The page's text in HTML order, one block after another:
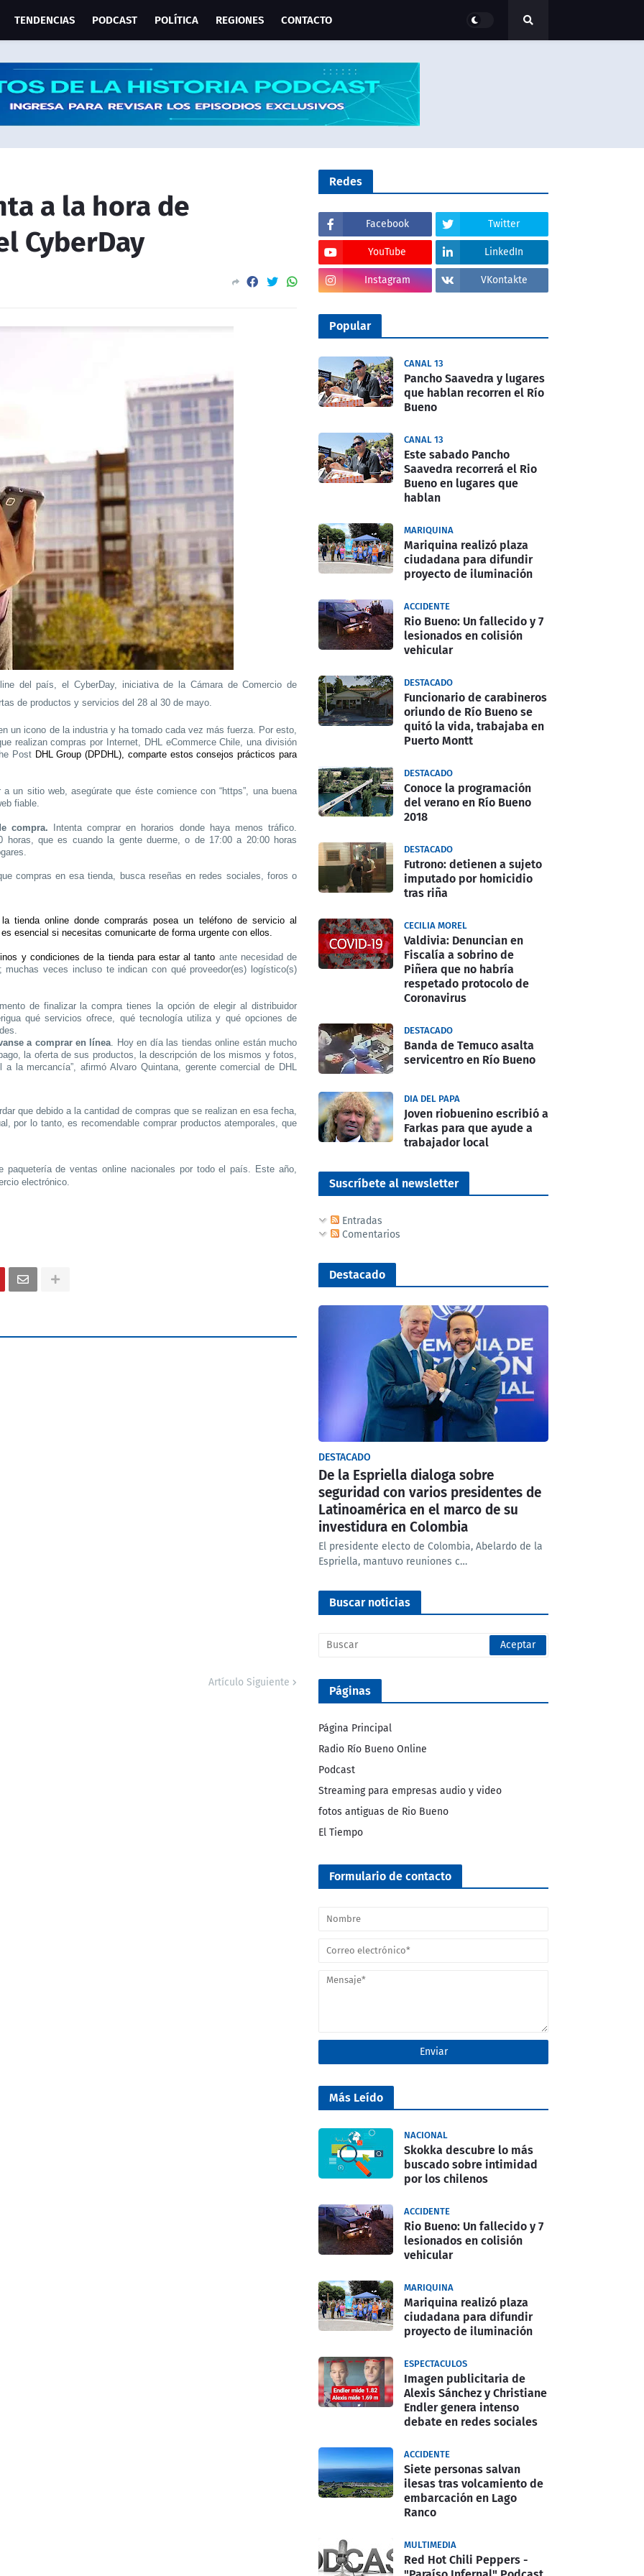
TENDENCIAS PODCAST POLÍTICA REGIONES CONTACTO
a la hora de
CyberDay
del país, el CyberDay, iniciativa de la Cámara de Comercio de
de productos y servicios del 28 al 30 de mayo.
un icono de la industria y ha tomado cada vez más fuerza. Por esto,
realizan compras por Internet, DHL eCommerce Chile, una división
PostDHL Group (DPDHL), comparte estos consejos prácticos para
a un sitio web, asegúrate que éste comience con “https”, una buena
fiable.
compra.
Intenta comprar en horarios donde haya menos tráfico.
horas, que es cuando la gente duerme, o de 17:00 a 20:00 horas
compras en esa tienda, busca reseñas en redes sociales, foros o
tienda online donde comprarás posea un teléfono de servicio al
esencial si necesitas comunicarte de forma urgente con ellos.
y condiciones de la tienda para estar al tanto ante necesidad de
veces incluso te indican con qué proveedor(es) logístico(s)
de finalizar la compra tienes la opción de elegir al distribuidor
qué servicios ofrece, qué tecnología utiliza y qué opciones de
a comprar en línea . Hoy en día las tiendas online están mucho
la oferta de sus productos, la descripción de los mismos y fotos,
la mercancía”, afirmó Alvaro Quintana, gerente comercial de DHL
que debido a la cantidad de compras que se realizan en esa fecha,
por lo tanto, es recomendable comprar productos atemporales, que
paquetería de ventas online nacionales por todo el país. Este año,
electrónico.
Artículo Siguiente
Redes
Facebook Twitter
YouTube LinkedIn
Instagram VKontakte
Popular
CANAL 13
Pancho Saavedra y lugares
que hablan recorren el Río
Bueno
CANAL 13
Este sabado Pancho
Saavedra recorrerá el Rio
Bueno en lugares que
hablan
MARIQUINA
Mariquina realizó plaza
ciudadana para difundir
proyecto de iluminación
ACCIDENTE
Rio Bueno: Un fallecido y 7
lesionados en colisión
vehicular
DESTACADO
Funcionario de carabineros
oriundo de Río Bueno se
quitó la vida, trabajaba en
Puerto Montt
DESTACADO
Conoce la programación
del verano en Río Bueno
2018
DESTACADO
Futrono: detienen a sujeto
imputado por homicidio
tras riña
CECILIA MOREL
Valdivia: Denuncian en
Fiscalía a sobrino de
Piñera que no habría
respetado protocolo de
Coronavirus
DESTACADO
Banda de Temuco asalta
servicentro en Río Bueno
DIA DEL PAPA
Joven riobuenino escribió a
Farkas para que ayude a
trabajador local
Suscríbete al newsletter
Entradas
Comentarios
Destacado
DESTACADO
De la Espriella dialoga sobre
seguridad con varios presidentes de
Latinoamérica en el marco de su
investidura en Colombia
El presidente electo de Colombia, Abelardo de la
Espriella, mantuvo reuniones c…
Buscar noticias
Páginas
Página Principal
Radio Río Bueno Online
Podcast
Streaming para empresas audio y video
fotos antiguas de Rio Bueno
El Tiempo
Formulario de contacto
Más Leído
NACIONAL
Skokka descubre lo más
buscado sobre intimidad
por los chilenos
ACCIDENTE
Rio Bueno: Un fallecido y 7
lesionados en colisión
vehicular
MARIQUINA
Mariquina realizó plaza
ciudadana para difundir
proyecto de iluminación
ESPECTACULOS
Imagen publicitaria de
Alexis Sánchez y Christiane
Endler genera intenso
debate en redes sociales
ACCIDENTE
Siete personas salvan
ilesas tras volcamiento de
embarcación en Lago
Ranco
MULTIMEDIA
Red Hot Chili Peppers -